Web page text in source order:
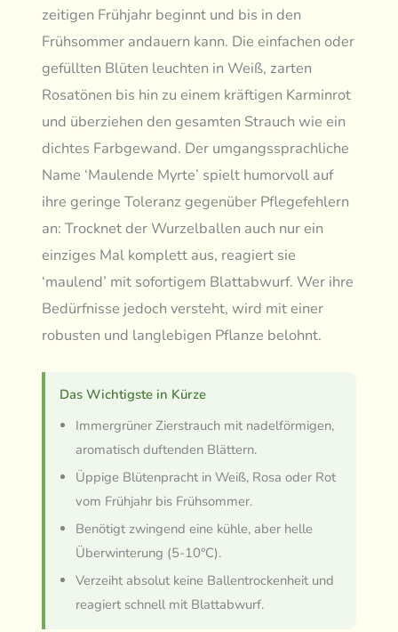
zeitigen Frühjahr beginnt und bis in den
Frühsommer andauern kann. Die einfachen oder
gefüllten Blüten leuchten in Weiß, zarten
Rosatönen bis hin zu einem kräftigen Karminrot
und überziehen den gesamten Strauch wie ein
dichtes Farbgewand. Der umgangssprachliche
Name ‘Maulende Myrte’ spielt humorvoll auf
ihre geringe Toleranz gegenüber Pflegefehlern
an: Trocknet der Wurzelballen auch nur ein
einziges Mal komplett aus, reagiert sie
‘maulend’ mit sofortigem Blattabwurf. Wer ihre
Bedürfnisse jedoch versteht, wird mit einer
robusten und langlebigen Pflanze belohnt.
Das Wichtigste in Kürze
Immergrüner Zierstrauch mit nadelförmigen,
aromatisch duftenden Blättern.
Üppige Blütenpracht in Weiß, Rosa oder Rot
vom Frühjahr bis Frühsommer.
Benötigt zwingend eine kühle, aber helle
Überwinterung (5-10°C).
Verzeiht absolut keine Ballentrockenheit und
reagiert schnell mit Blattabwurf.